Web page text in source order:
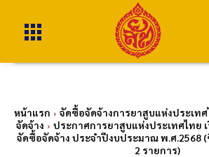
หน้าแรก จัดซื้อจัดจ้างการยาสูบแห่งประเท
จัดจ้าง
ประกาศการยาสูบแห่งประเทศไทย
จัดซื้อจัดจ้าง ประจำปีงบประมาณ พ.ศ.2568
2 รายการ)